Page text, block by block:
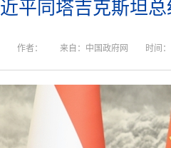
平同塔吉克斯坦
作者： 来自：中国政府网 时间